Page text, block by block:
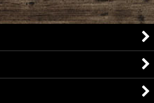
応 カスタムパーツ
応 カスタムパーツ
応 カスタムパーツ